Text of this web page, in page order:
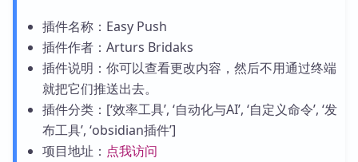
插件名称：Easy Push
插件作者：Arturs Bridaks
插件说明：你可以查看更改内容，然后不用通过终端
就把它们推送出去。
插件分类：[‘效率工具’, ‘自动化与AI’, ‘自定义命令’, ‘发
布工具’, ‘obsidian插件’]
项目地址： 点我访问